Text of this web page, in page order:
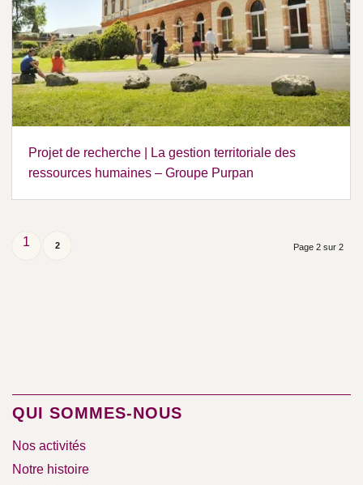
Projet de recherche | La gestion territoriale des
ressources humaines – Groupe Purpan
Page 2 sur 2
1 2
QUI SOMMES-NOUS
Nos activités
Notre histoire